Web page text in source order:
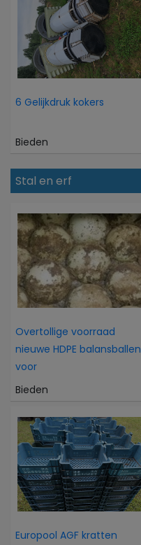
6 Gelijkdruk kokers
Bieden
Stal en erf
Overtollige voorraad
nieuwe HDPE balansballen
voor
Bieden
Europool AGF kratten